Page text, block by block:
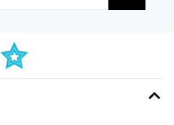
07/04/2025